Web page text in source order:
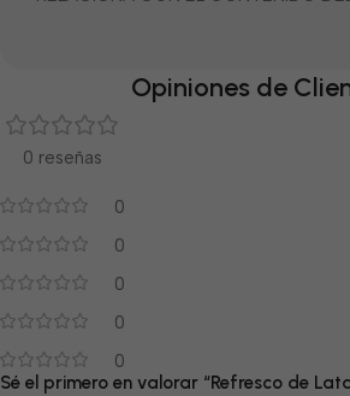
Opiniones de
0 reseñas
0
0
0
0
0
Sé el primero en valorar “Refresco de Lata